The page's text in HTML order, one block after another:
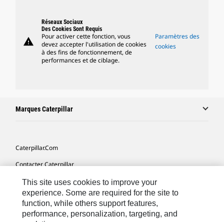
warning
Réseaux Sociaux
Des Cookies Sont Requis
Pour activer cette fonction, vous
devez accepter l'utilisation de cookies
à des fins de fonctionnement, de
performances et de ciblage.
Paramètres des
cookies
Marques Caterpillar
Caterpillar.com
Contacter Caterpillar
Mes Préférences Marketing
Plan Du Site
Cookie Settings
This site uses cookies to improve your
experience. Some are required for the site to
function, while others support features,
performance, personalization, targeting, and